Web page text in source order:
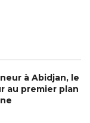
à Abidjan, le
au premier plan